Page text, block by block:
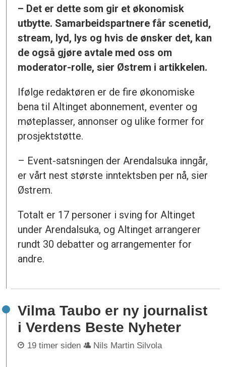
– Det er dette som gir et økonomisk
utbytte. Samarbeidspartnere får scenetid,
stream, lyd, lys og hvis de ønsker det, kan
de også gjøre avtale med oss om
moderator-rolle, sier Østrem i artikkelen.
Ifølge redaktøren er de fire økonomiske
bena til Altinget abonnement, eventer og
møteplasser, annonser og ulike former for
prosjektstøtte.
– Event-satsningen der Arendalsuka inngår,
er vårt nest største inntektsben per nå, sier
Østrem.
Totalt er 17 personer i sving for Altinget
under Arendalsuka, og Altinget arrangerer
rundt 30 debatter og arrangementer for
andre.
Vilma Taubo er ny journalist
i Verdens Beste Nyheter
19 timer siden Nils Martin Silvola